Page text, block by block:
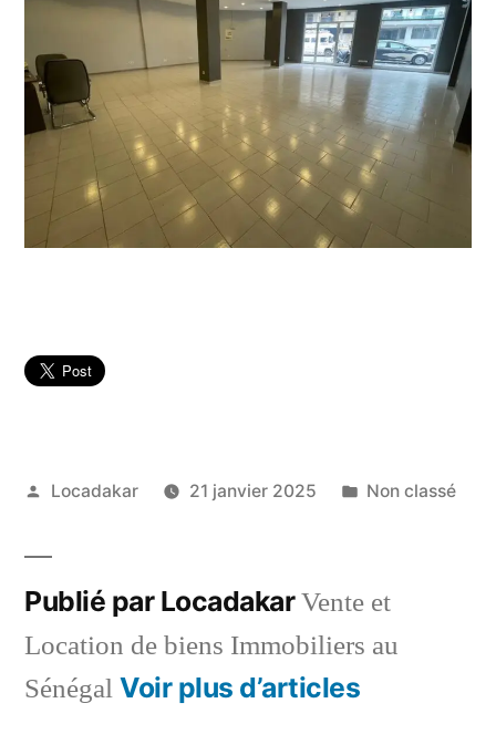
Publié
Locadakar 21 janvier 2025
Publié
Non classé
Publié par LocadakarVente et
Location de biens Immobiliers au
Sénégal Voir plus d’articles